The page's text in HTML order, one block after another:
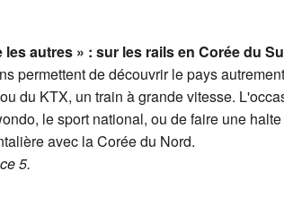
autres » : sur les rails en Corée du
permettent de découvrir le pays
du KTX, un train à grande vitesse.
le sport national, ou de faire une
avec la Corée du Nord.
5.